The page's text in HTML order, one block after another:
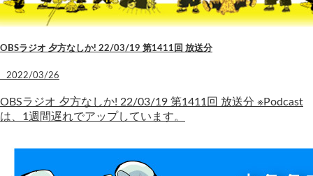
OBSラジオ 夕方なしか! 22/03/19 第1411回 放送分
2022/03/26
OBSラジオ 夕方なしか! 22/03/19 第1411回 放送分 ※Podcast
は、1週間遅れでアップしています。